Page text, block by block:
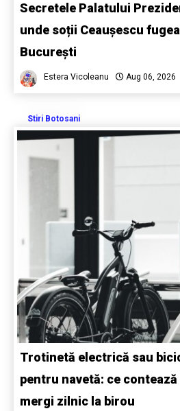
Secretele Palatului
unde soții Ceaușescu
București
Estera Vicoleanu Aug 06, 2026
Stiri Botosani
Trotinetă electrică sau
pentru navetă: ce
mergi zilnic la birou